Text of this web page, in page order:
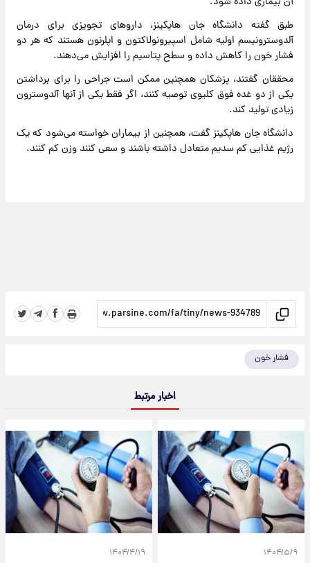
طبق گفته دانشگاه جان هاپکینز، داروهای تجویزی برای درمان
آلدوسترونیسم اولیه شامل اسپیرونولاکتون و اپلرنون هستند که هر دو
فشار خون را کاهش داده و سطح پتاسیم را افزایش می‌دهند.
محققان گفتند، پزشکان همچنین ممکن است جراحی را برای برداشتن
یکی از دو غده فوق کلیوی توصیه کنند، اگر فقط یکی از آنها آلدوسترون
زیادی تولید کند.
دانشگاه جان هاپکینز گفت، همچنین از بیماران خواسته می‌شود که یک
رژیم غذایی کم سدیم متعادل داشته باشند و سعی کنند وزن کم کنند.
فشار خون
اخبار مرتبط
۱۴۰۴/۵/۹ ۱۴۰۴/۴/۱۹